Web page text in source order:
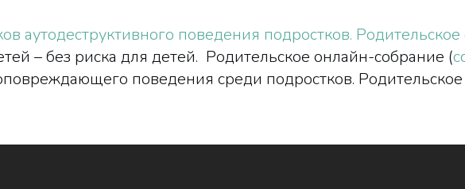
аутодеструктивного поведения подростков.
– без риска для детей. Родительское онлайн-собрание (
поведения среди подростков.